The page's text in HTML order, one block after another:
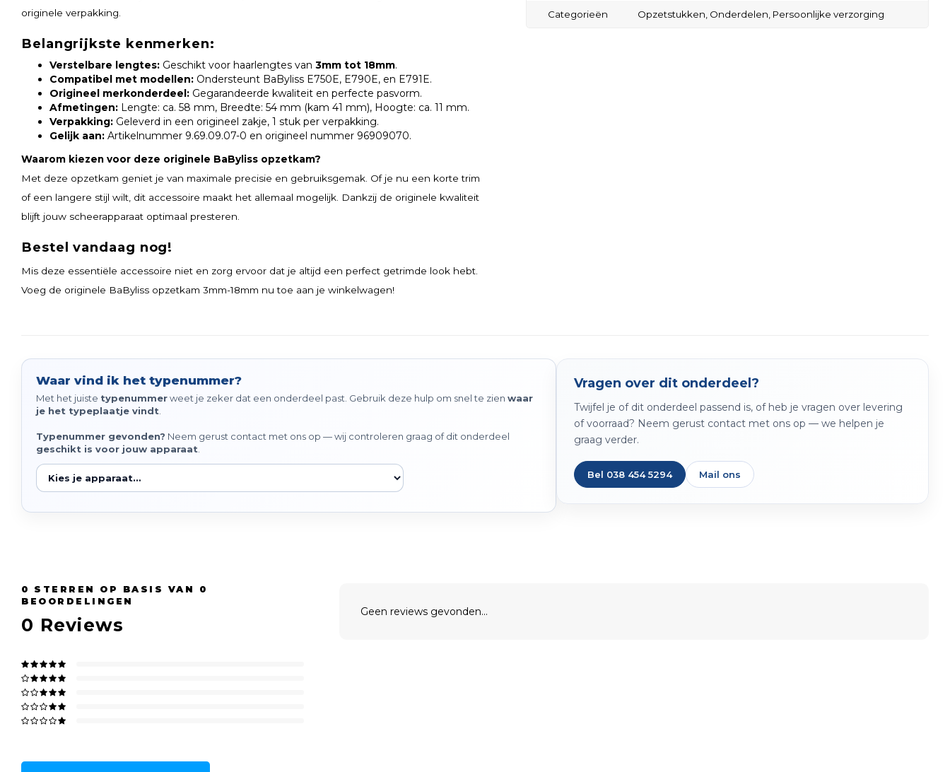
originele verpakking.
Belangrijkste kenmerken:
Verstelbare lengtes: Geschikt voor haarlengtes van 3mm tot 18mm.
Compatibel met modellen: Ondersteunt BaByliss E750E, E790E, en E791E.
Origineel merkonderdeel: Gegarandeerde kwaliteit en perfecte pasvorm.
Afmetingen: Lengte: ca. 58 mm, Breedte: 54 mm (kam 41 mm), Hoogte: ca. 11 mm.
Verpakking: Geleverd in een origineel zakje, 1 stuk per verpakking.
Gelijk aan: Artikelnummer 9.69.09.07-0 en origineel nummer 96909070.
Waarom kiezen voor deze originele BaByliss opzetkam?
Met deze opzetkam geniet je van maximale precisie en gebruiksgemak. Of je nu een korte trim
of een langere stijl wilt, dit accessoire maakt het allemaal mogelijk. Dankzij de originele kwaliteit
blijft jouw scheerapparaat optimaal presteren.
Bestel vandaag nog!
Mis deze essentiële accessoire niet en zorg ervoor dat je altijd een perfect getrimde look hebt.
Voeg de originele BaByliss opzetkam 3mm-18mm nu toe aan je winkelwagen!
Categorieën Opzetstukken, Onderdelen, Persoonlijke verzorging
Waar vind ik het typenummer?
Met het juiste typenummerweet je zeker dat een onderdeel past. Gebruik deze hulp om snel te zien waar
je het typeplaatje vindt
Typenummer gevonden? Neem gerust contact met ons op — wij controleren graag of dit onderdeel
geschikt is voor jouw apparaat
Vragen over dit onderdeel?
Twijfel je of dit onderdeel passend is, of heb je vragen over levering
of voorraad? Neem gerust contact met ons op — we helpen je
graag verder.
Bel 038 454 5294 Mail ons
0 STERREN OP BASIS VAN 0
BEOORDELINGEN
0 Reviews
Geen reviews gevonden...